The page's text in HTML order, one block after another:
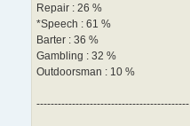
Repair : 26 %
*Speech : 61 %
Barter : 36 %
Gambling : 32 %
Outdoorsman : 10 %
-------------------------------------------